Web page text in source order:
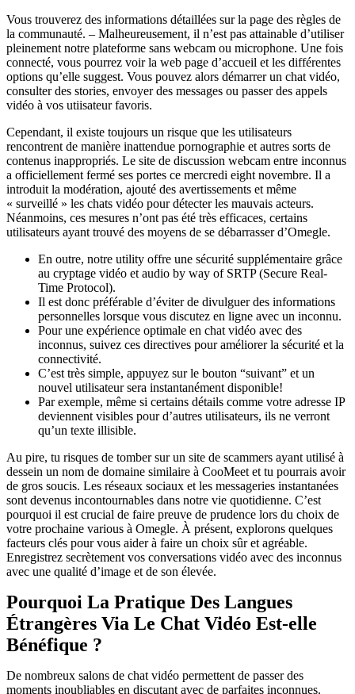
Vous trouverez des informations détaillées sur la page des règles de
la communauté. – Malheureusement, il n’est pas attainable d’utiliser
pleinement notre plateforme sans webcam ou microphone. Une fois
connecté, vous pourrez voir la web page d’accueil et les différentes
options qu’elle suggest. Vous pouvez alors démarrer un chat vidéo,
consulter des stories, envoyer des messages ou passer des appels
vidéo à vos utiisateur favoris.
Cependant, il existe toujours un risque que les utilisateurs
rencontrent de manière inattendue pornographie et autres sorts de
contenus inappropriés. Le site de discussion webcam entre inconnus
a officiellement fermé ses portes ce mercredi eight novembre. Il a
introduit la modération, ajouté des avertissements et même
« surveillé » les chats vidéo pour détecter les mauvais acteurs.
Néanmoins, ces mesures n’ont pas été très efficaces, certains
utilisateurs ayant trouvé des moyens de se débarrasser d’Omegle.
En outre, notre utility offre une sécurité supplémentaire grâce
au cryptage vidéo et audio by way of SRTP (Secure Real-
Time Protocol).
Il est donc préférable d’éviter de divulguer des informations
personnelles lorsque vous discutez en ligne avec un inconnu.
Pour une expérience optimale en chat vidéo avec des
inconnus, suivez ces directives pour améliorer la sécurité et la
connectivité.
C’est très simple, appuyez sur le bouton “suivant” et un
nouvel utilisateur sera instantanément disponible!
Par exemple, même si certains détails comme votre adresse IP
deviennent visibles pour d’autres utilisateurs, ils ne verront
qu’un texte illisible.
Au pire, tu risques de tomber sur un site de scammers ayant utilisé à
dessein un nom de domaine similaire à CooMeet et tu pourrais avoir
de gros soucis. Les réseaux sociaux et les messageries instantanées
sont devenus incontournables dans notre vie quotidienne. C’est
pourquoi il est crucial de faire preuve de prudence lors du choix de
votre prochaine various à Omegle. À présent, explorons quelques
facteurs clés pour vous aider à faire un choix sûr et agréable.
Enregistrez secrètement vos conversations vidéo avec des inconnus
avec une qualité d’image et de son élevée.
Pourquoi La Pratique Des Langues
Étrangères Via Le Chat Vidéo Est-elle
Bénéfique ?
De nombreux salons de chat vidéo permettent de passer des
moments inoubliables en discutant avec de parfaites inconnues.